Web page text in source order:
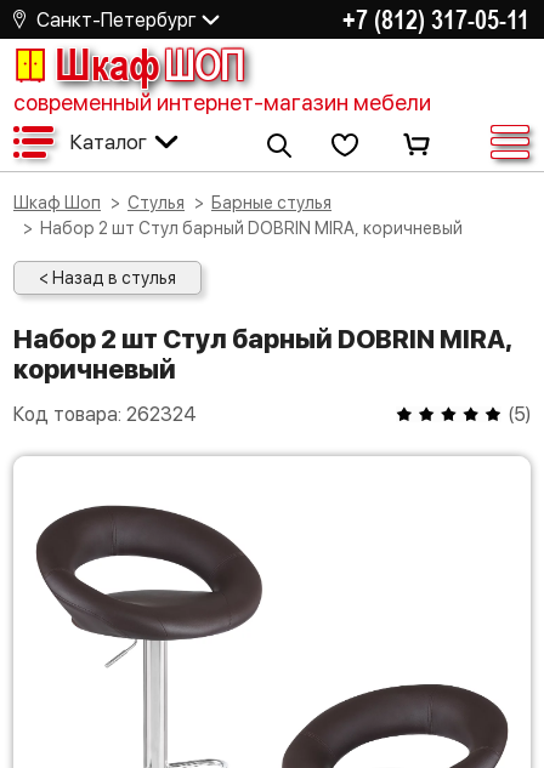
Санкт-Петербург +7 (812) 317-05-11
ШкафШОП
современный интернет-магазин мебели
Каталог
Шкаф Шоп Стулья
Барные стулья
Набор 2 шт Стул барный DOBRIN MIRA, коричневый
< Назад в стулья
Набор 2 шт Стул барный DOBRIN MIRA,
коричневый
Код товара: 262324 (5)